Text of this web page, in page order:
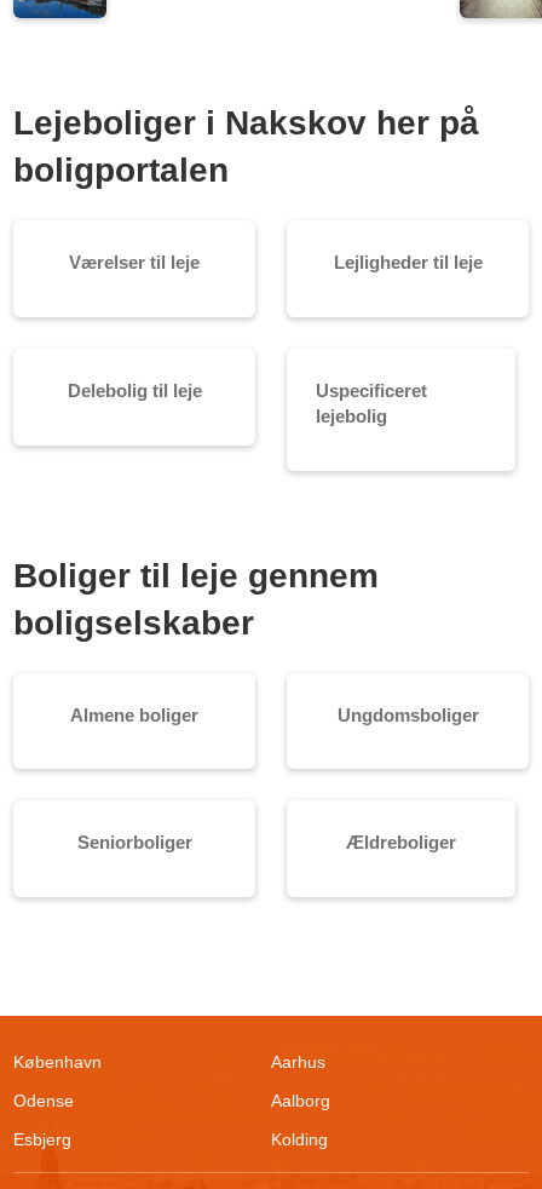
Lejeboliger i Nakskov her på
boligportalen
Værelser til leje Lejligheder til leje
Delebolig til leje
Uspecificeret
lejebolig
Boliger til leje gennem
boligselskaber
Almene boliger Ungdomsboliger
Seniorboliger Ældreboliger
København
Aarhus
Odense
Aalborg
Esbjerg
Kolding